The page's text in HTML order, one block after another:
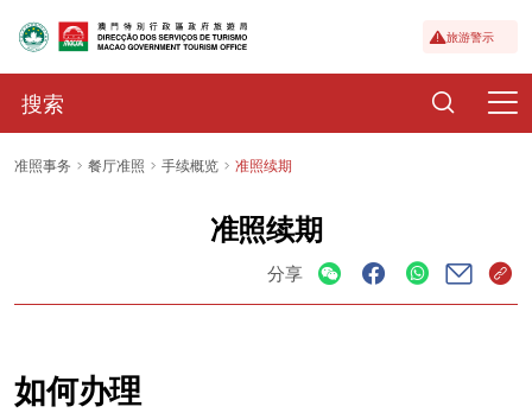
旅游警示
准照事务 餐厅准照 手续概览 准照续期
准照续期
分享
如何办理